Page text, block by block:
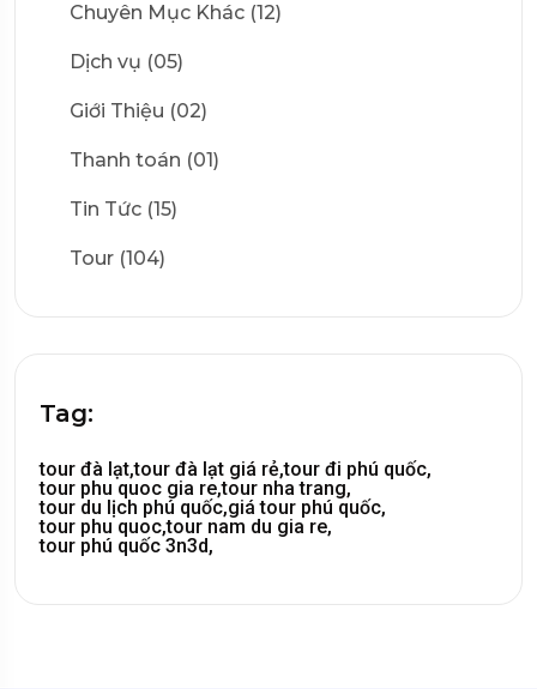
Chuyên Mục Khác (12)
Dịch vụ (05)
Giới Thiệu (02)
Thanh toán (01)
Tin Tức (15)
Tour (104)
Tag:
tour đà lạt,tour đà lạt giá rẻ,tour đi phú quốc,
tour phu quoc gia re,tour nha trang,
tour du lịch phú quốc,giá tour phú quốc,
tour phu quoc,tour nam du gia re,
tour phú quốc 3n3d,